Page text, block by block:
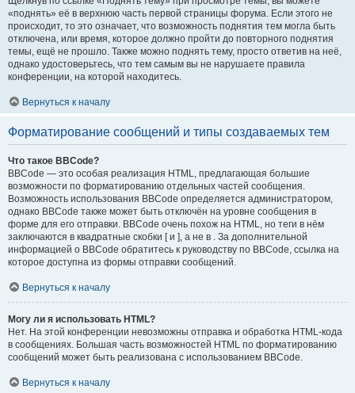
«поднять» её в верхнюю часть первой страницы форума. Если этого не
происходит, то это означает, что возможность поднятия тем могла быть
отключена, или время, которое должно пройти до повторного поднятия
темы, ещё не прошло. Также можно поднять тему, просто ответив на неё,
однако удостоверьтесь, что тем самым вы не нарушаете правила
конференции, на которой находитесь.
Вернуться к началу
Форматирование сообщений и типы создаваемых тем
Что такое BBCode?
BBCode — это особая реализация HTML, предлагающая большие
возможности по форматированию отдельных частей сообщения.
Возможность использования BBCode определяется администратором,
однако BBCode также может быть отключён на уровне сообщения в
форме для его отправки. BBCode очень похож на HTML, но теги в нём
заключаются в квадратные скобки [ и ], а не в . За дополнительной
информацией о BBCode обратитесь к руководству по BBCode, ссылка на
которое доступна из формы отправки сообщений.
Вернуться к началу
Могу ли я использовать HTML?
Нет. На этой конференции невозможны отправка и обработка HTML-кода
в сообщениях. Большая часть возможностей HTML по форматированию
сообщений может быть реализована с использованием BBCode.
Вернуться к началу